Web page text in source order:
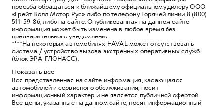
просьба обращаться к ближайшему официальному дилеру ООО
«Грейт Волл Мотор Рус» либо по телефону Горячей линии 8 (800)
511-59-86, либо на сайте. Опубликованная на данном сайте
информация может быть изменена в любое время без
предварительного уведомления.
****На некоторых автомобилях HAVAL может отсутствовать
система / устройство вызова экстренных оперативных служб
(блок ЭРА-ГЛОНАСС).
Показать все
Вся представленная на сайте информация, касающаяся
автомобилей и сервисного обслуживания, носит
информационный характер и не является публичной офертой.
Все цены, указанные на данном сайте, носят информационный